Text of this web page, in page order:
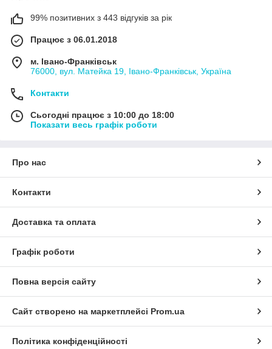
99% позитивних з 443 відгуків за рік
Працює з 06.01.2018
м. Івано-Франківськ
76000, вул. Матейка 19, Івано-Франківськ, Україна
Контакти
Сьогодні працює з 10:00 до 18:00
Показати весь графік роботи
Про нас
Контакти
Доставка та оплата
Графік роботи
Повна версія сайту
Сайт створено на маркетплейсі Prom.ua
Політика конфіденційності